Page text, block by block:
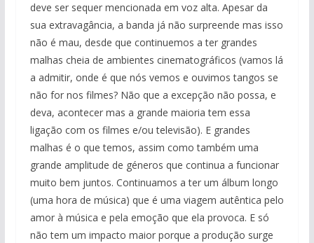
deve ser sequer mencionada em voz alta. Apesar da
sua extravagância, a banda já não surpreende mas isso
não é mau, desde que continuemos a ter grandes
malhas cheia de ambientes cinematográficos (vamos lá
a admitir, onde é que nós vemos e ouvimos tangos se
não for nos filmes? Não que a excepção não possa, e
deva, acontecer mas a grande maioria tem essa
ligação com os filmes e/ou televisão). E grandes
malhas é o que temos, assim como também uma
grande amplitude de géneros que continua a funcionar
muito bem juntos. Continuamos a ter um álbum longo
(uma hora de música) que é uma viagem autêntica pelo
amor à música e pela emoção que ela provoca. E só
não tem um impacto maior porque a produção surge